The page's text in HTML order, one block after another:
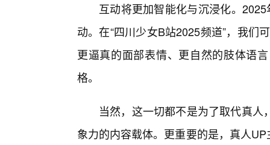
互动将更加智能化与沉浸化。
动。在“四川少女B站2025频道”，我们
更逼真的面部表情、更自然的肢体语
格。
当然，这一切都不是为了取代真
象力的内容载体。更重要的是，真人